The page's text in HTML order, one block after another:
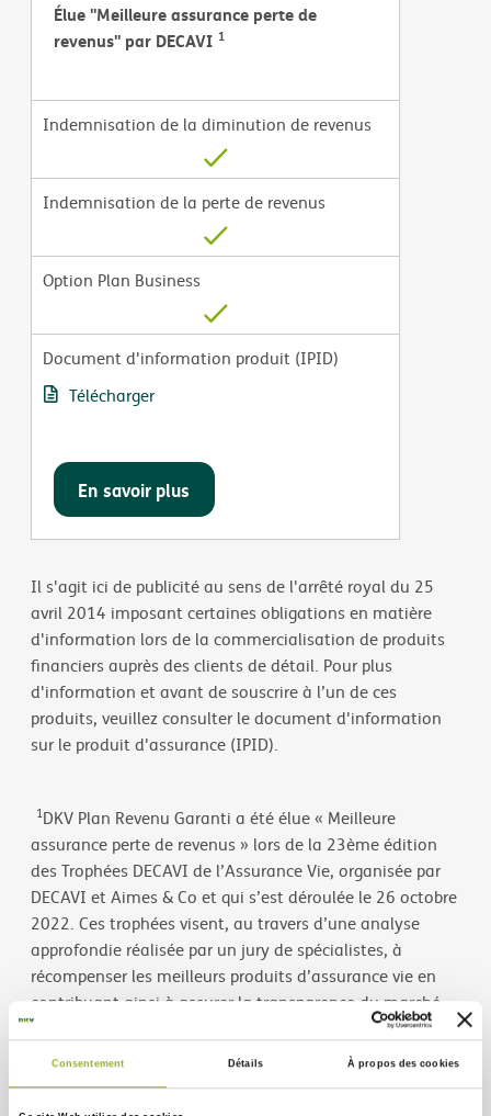
Consentement Détails À propos des cookies
Élue "Meilleure assurance perte de
revenus" par DECAVI 1
Indemnisation de la diminution de revenus
Indemnisation de la perte de revenus
Option Plan Business
Document d'information produit (IPID)
Télécharger
En savoir plus
Il s'agit ici de publicité au sens de l'arrêté royal du 25
avril 2014 imposant certaines obligations en matière
d'information lors de la commercialisation de produits
financiers auprès des clients de détail. Pour plus
d'information et avant de souscrire à l’un de ces
produits, veuillez consulter le document d'information
sur le produit d'assurance (IPID).
1DKV Plan Revenu Garanti a été élue « Meilleure
assurance perte de revenus » lors de la 23ème édition
des Trophées DECAVI de l’Assurance Vie, organisée par
DECAVI et Aimes & Co et qui s’est déroulée le 26 octobre
2022. Ces trophées visent, au travers d’une analyse
approfondie réalisée par un jury de spécialistes, à
récompenser les meilleurs produits d’assurance vie en
contribuant ainsi à assurer la transparence du marché.
Ce jury a vérifié les performances et la qualité des
contrats sur base de leur rentabilité, caractéristiques
d’assurance et innovation. L’ensemble des produits du
marché ont été analysés par catégorie (ou du moins la